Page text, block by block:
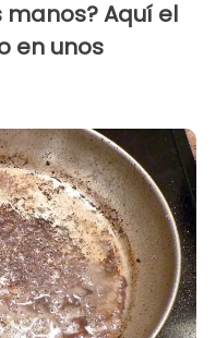
Aquí el
en unos